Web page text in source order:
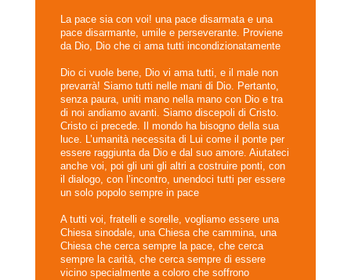
La pace sia con voi! una pace disarmata e una
pace disarmante, umile e perseverante. Proviene
da Dio, Dio che ci ama tutti incondizionatamente
Dio ci vuole bene, Dio vi ama tutti, e il male non
prevarrà! Siamo tutti nelle mani di Dio. Pertanto,
senza paura, uniti mano nella mano con Dio e tra
di noi andiamo avanti. Siamo discepoli di Cristo.
Cristo ci precede. Il mondo ha bisogno della sua
luce. L’umanità necessita di Lui come il ponte per
essere raggiunta da Dio e dal suo amore. Aiutateci
anche voi, poi gli uni gli altri a costruire ponti, con
il dialogo, con l’incontro, unendoci tutti per essere
un solo popolo sempre in pace
A tutti voi, fratelli e sorelle, vogliamo essere una
Chiesa sinodale, una Chiesa che cammina, una
Chiesa che cerca sempre la pace, che cerca
sempre la carità, che cerca sempre di essere
vicino specialmente a coloro che soffrono